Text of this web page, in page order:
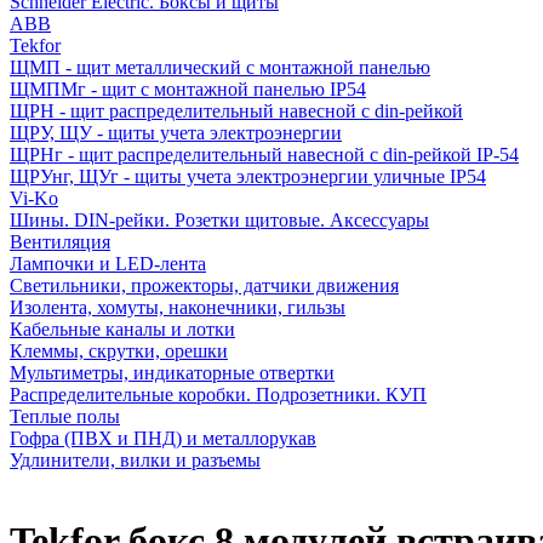
ABB
Tekfor
ЩМП - щит металлический с монтажной панелью
ЩМПМг - щит с монтажной панелью IP54
ЩРН - щит распределительный навесной с din-рейкой
ЩРУ, ЩУ - щиты учета электроэнергии
ЩРНг - щит распределительный навесной с din-рейкой IP-54
ЩРУнг, ЩУг - щиты учета электроэнергии уличные IP54
Vi-Ko
Шины. DIN-рейки. Розетки щитовые. Аксессуары
Вентиляция
Лампочки и LED-лента
Светильники, прожекторы, датчики движения
Изолента, хомуты, наконечники, гильзы
Кабельные каналы и лотки
Клеммы, скрутки, орешки
Мультиметры, индикаторные отвертки
Распределительные коробки. Подрозетники. КУП
Теплые полы
Гофра (ПВХ и ПНД) и металлорукав
Удлинители, вилки и разъемы